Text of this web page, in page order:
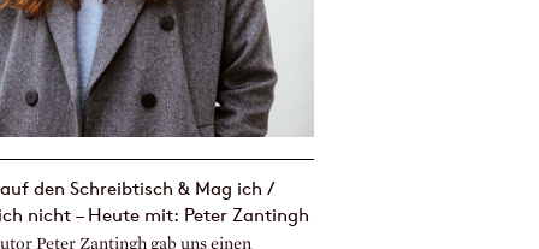
den Schreibtisch & Mag ich /
nicht – Heute mit: Peter Zantingh
Peter Zantingh gab uns einen